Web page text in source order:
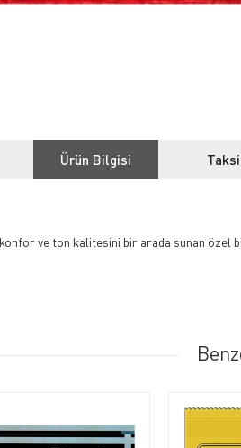
Ürün Bilgisi
ve ton kalitesini bir arada sunan